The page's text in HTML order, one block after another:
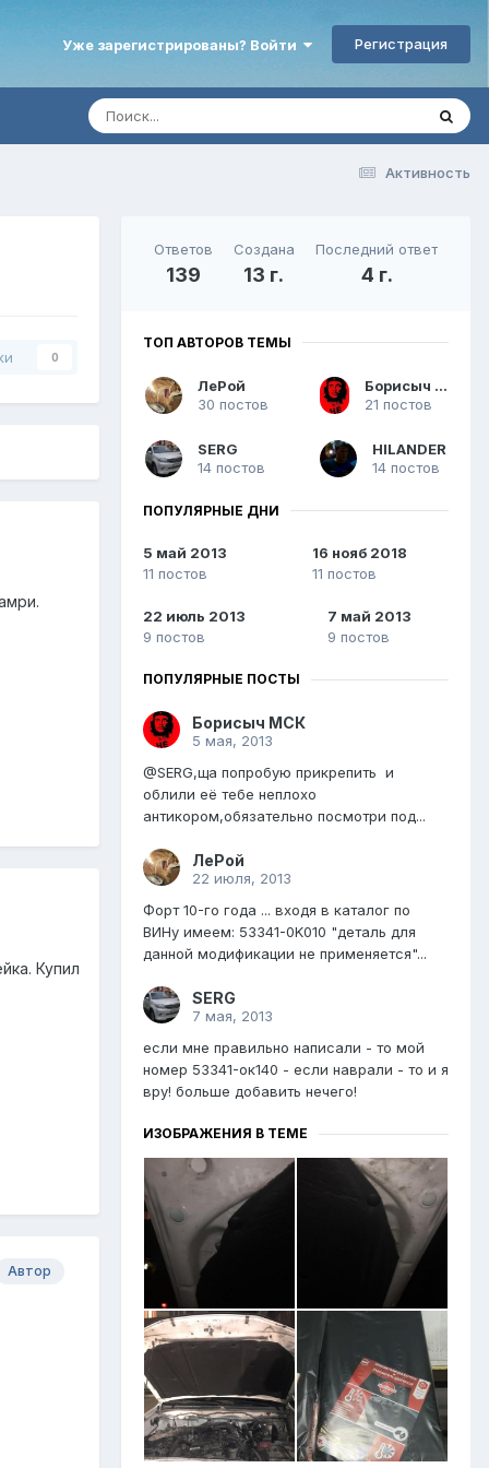
Уже зарегистрированы? Войти Регистрация
Активность
0
Купил
Автор
Ответов
139
Создана
13 г.
Последний ответ
4 г.
ТОП АВТОРОВ ТЕМЫ
ЛеРой
30 постов
Борисыч МСК
21 постов
SERG
14 постов
HILANDER
14 постов
ПОПУЛЯРНЫЕ ДНИ
5 май 2013
11 постов
16 нояб 2018
11 постов
22 июль 2013
9 постов
7 май 2013
9 постов
ПОПУЛЯРНЫЕ ПОСТЫ
Борисыч МСК
5 мая, 2013
@SERG,ща попробую прикрепить и
облили её тебе неплохо
антикором,обязательно посмотри под...
ЛеРой
22 июля, 2013
Форт 10-го года ... входя в каталог по
ВИНу имеем: 53341-0K010 "деталь для
данной модификации не применяется"...
SERG
7 мая, 2013
если мне правильно написали - то мой
номер 53341-ок140 - если наврали - то и я
вру! больше добавить нечего!
ИЗОБРАЖЕНИЯ В ТЕМЕ